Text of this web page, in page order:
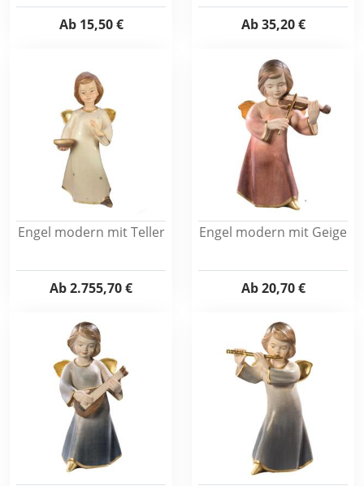
Ab15,50 €
Ab35,20 €
Engel modern mit Teller
Ab2.755,70 €
Engel modern mit Geige
Ab20,70 €